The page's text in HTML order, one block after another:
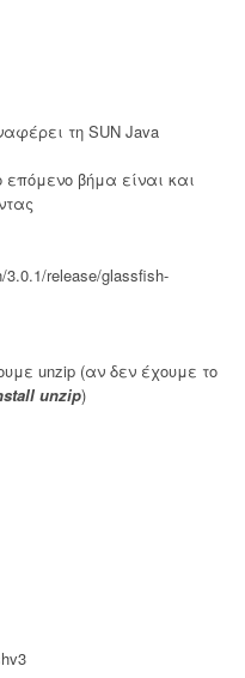
τη SUN Java
βήμα είναι και
release/glassfish-
unzip (αν δεν έχουμε το
unzip)